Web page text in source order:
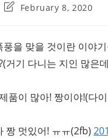
PostFebruary 8, 2020
을 맞을 것이란 이야
(거기 다니는 지인 많은
품이 많아! 짱이야!(다
짱 멋있어! ㅠㅠ(2fb)